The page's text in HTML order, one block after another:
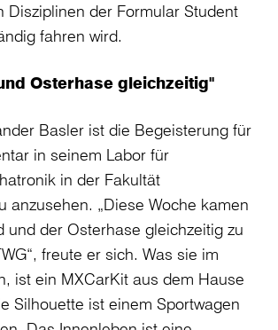
Disziplinen der Formular Student
fahren wird.
Osterhase gleichzeitig"
Basler ist die Begeisterung für
in seinem Labor für
in der Fakultät
anzusehen. „Diese Woche kamen
und der Osterhase gleichzeitig zu
freute er sich. Was sie im
ist ein MXCarKit aus dem Hause
Silhouette ist einem Sportwagen